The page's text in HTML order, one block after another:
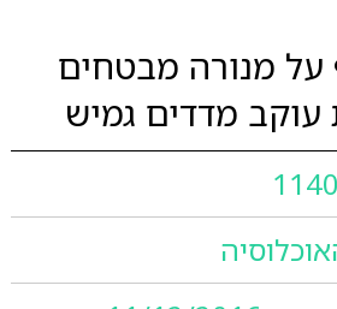
על מנורה מבטחים
מדדים גמיש